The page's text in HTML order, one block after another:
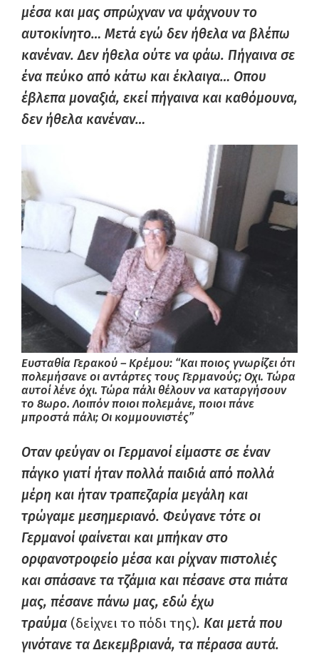
μέσα και μας σπρώχναν να ψάχνουν το
αυτοκίνητο… Μετά εγώ δεν ήθελα να βλέπω
κανέναν. Δεν ήθελα ούτε να φάω. Πήγαινα σε
ένα πεύκο από κάτω και έκλαιγα… Οπου
έβλεπα μοναξιά, εκεί πήγαινα και καθόμουνα,
δεν ήθελα κανέναν…
Ευσταθία Γερακού – Κρέμου: “Και ποιος γνωρίζει ότι
πολεμήσανε οι αντάρτες τους Γερμανούς; Οχι. Τώρα
αυτοί λένε όχι. Τώρα πάλι θέλουν να καταργήσουν
το 8ωρο. Λοιπόν ποιοι πολεμάνε, ποιοι πάνε
μπροστά πάλι; Οι κομμουνιστές”
Οταν φεύγαν οι Γερμανοί είμαστε σε έναν
πάγκο γιατί ήταν πολλά παιδιά από πολλά
μέρη και ήταν τραπεζαρία μεγάλη και
τρώγαμε μεσημεριανό. Φεύγανε τότε οι
Γερμανοί φαίνεται και μπήκαν στο
ορφανοτροφείο μέσα και ρίχναν πιστολιές
και σπάσανε τα τζάμια και πέσανε στα πιάτα
μας, πέσανε πάνω μας, εδώ έχω
τραύμα (δείχνει το πόδι της). Και μετά που
γινότανε τα Δεκεμβριανά, τα πέρασα αυτά.